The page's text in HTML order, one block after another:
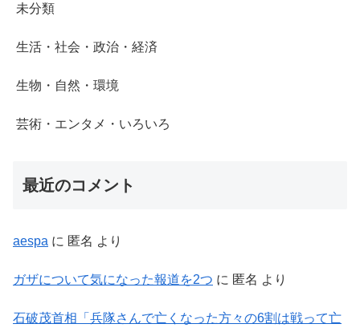
未分類
生活・社会・政治・経済
生物・自然・環境
芸術・エンタメ・いろいろ
最近のコメント
aespa に 匿名 より
ガザについて気になった報道を2つ に 匿名 より
石破茂首相「兵隊さんで亡くなった方々の6割は戦って亡